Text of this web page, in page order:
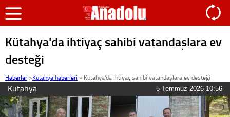
Kütahya'da ihtiyaç sahibi vatandaşlara ev
desteği
Haberler >Kütahya haberleri » Kütahya'da ihtiyaç sahibi vatandaşlara ev desteği
Kütahya 5 Temmuz 2026 10:56